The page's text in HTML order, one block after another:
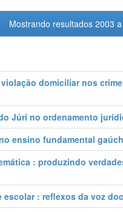
Mostrando resultados 2003
domiciliar nos
Júri no ordenamento
ensino fundamental
: produzindo
: reflexos da voz